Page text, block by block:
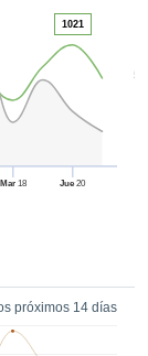
50
Mar18 Jue 20
1021
próximos 14 días